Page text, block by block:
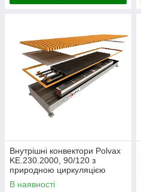
Внутрішні конвектори Polvax
KE.230.2000, 90/120 з
природною циркуляцією
В наявності